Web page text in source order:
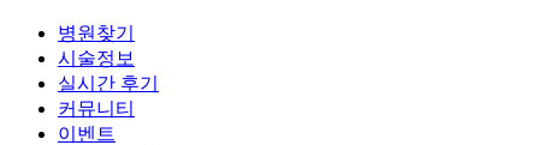
병원찾기
시술정보
실시간 후기
커뮤니티
이벤트